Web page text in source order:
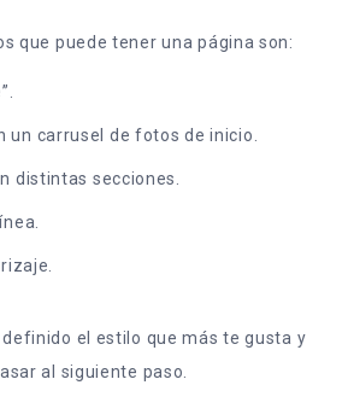
que puede tener una página son:
un carrusel de fotos de inicio.
distintas secciones.
el estilo que más te gusta y
al siguiente paso.